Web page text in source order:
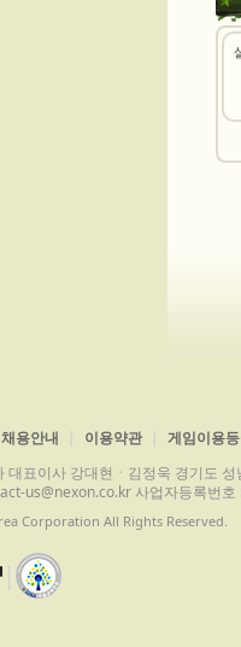
채용안내 이용약관
게임이용
대표이사 강대현ㆍ김정욱 경기도
us@nexon.co.kr 사업자등록번
Corporation All Rights Reserved.
|